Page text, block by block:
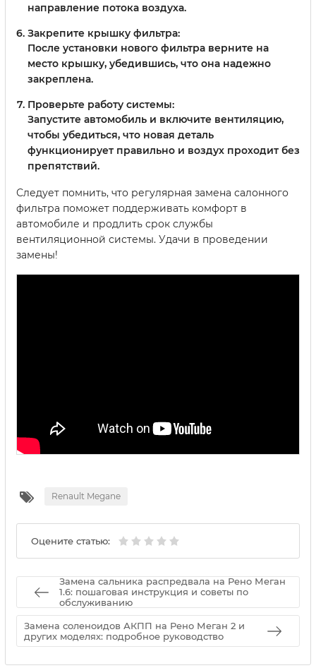
направление потока воздуха.
Закрепите крышку фильтра:
После установки нового фильтра верните на
место крышку, убедившись, что она надежно
закреплена.
Проверьте работу системы:
Запустите автомобиль и включите вентиляцию,
чтобы убедиться, что новая деталь
функционирует правильно и воздух проходит без
препятствий.
Следует помнить, что регулярная замена салонного
фильтра поможет поддерживать комфорт в
автомобиле и продлить срок службы
вентиляционной системы. Удачи в проведении
замены!
Renault Megane
Оцените статью:
Замена сальника распредвала на Рено Меган
1.6: пошаговая инструкция и советы по
обслуживанию
Замена соленоидов АКПП на Рено Меган 2 и
других моделях: подробное руководство